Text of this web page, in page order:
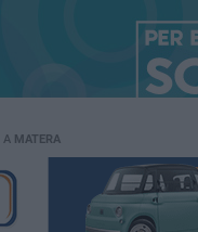
A MATERA